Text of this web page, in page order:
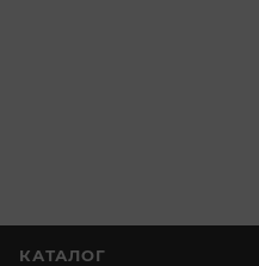
КАТАЛОГ